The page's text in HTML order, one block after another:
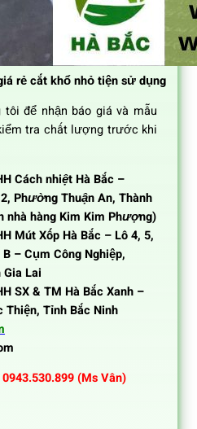
rẻ cắt khổ nhỏ tiện sử dụng
để nhận báo giá và mẫu
tra chất lượng trước khi
Cách nhiệt Hà Bắc –
Phường Thuận An, Thành
nhà hàng Kim Kim Phượng)
Mút Xốp Hà Bắc – Lô 4, 5,
– Cụm Công Nghiệp,
Lai
SX & TM Hà Bắc Xanh –
Thiện, Tỉnh Bắc Ninh
(Ms Vân)